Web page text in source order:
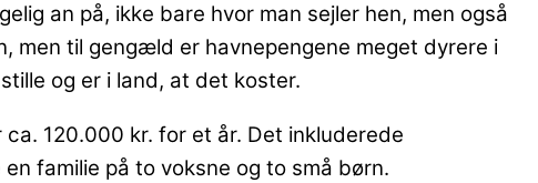
an på, ikke bare hvor man sejler hen, men også
men til gengæld er havnepengene meget dyrere i
og er i land, at det koster.
120.000 kr. for et år. Det inkluderede
familie på to voksne og to små børn.